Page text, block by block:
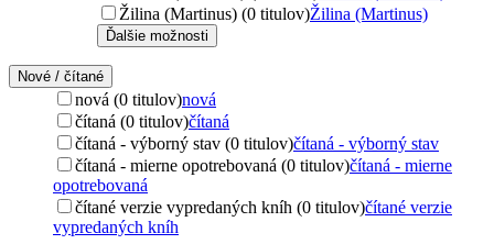
Žilina (Martinus) (0 titulov)Žilina (Martinus)
Ďalšie možnosti
Nové / čítané
nová (0 titulov)nová
čítaná (0 titulov)čítaná
čítaná - výborný stav (0 titulov)čítaná - výborný stav
čítaná - mierne opotrebovaná (0 titulov)čítaná - mierne
opotrebovaná
čítané verzie vypredaných kníh (0 titulov)čítané verzie
vypredaných kníh